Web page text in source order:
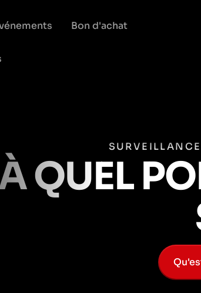
Bon d'achat
QUEL